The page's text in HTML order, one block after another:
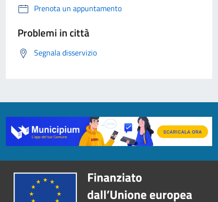
Prenota un appuntamento
Problemi in città
Segnala disservizio